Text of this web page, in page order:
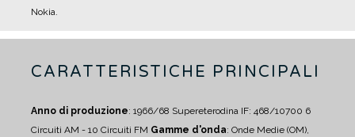
Nokia.
CARATTERISTICHE PRINCIPALI
Anno di produzione: 1966/68 Supereterodina IF: 468/10700 6
Circuiti AM - 10 Circuiti FM Gamme d'onda: Onde Medie (OM),